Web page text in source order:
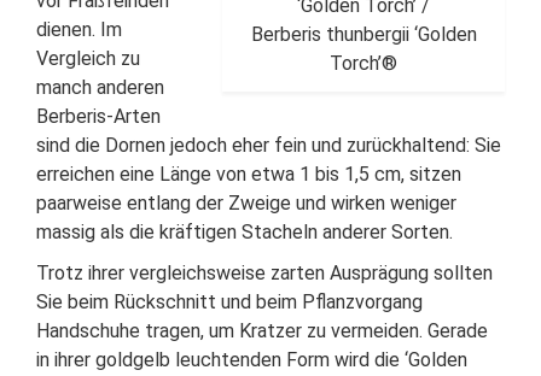
‘Golden Torch’ /
Berberis thunbergii ‘Golden
Torch’®
dienen. Im
Vergleich zu
manch anderen
Berberis-Arten
sind die Dornen jedoch eher fein und zurückhaltend: Sie
erreichen eine Länge von etwa 1 bis 1,5 cm, sitzen
paarweise entlang der Zweige und wirken weniger
massig als die kräftigen Stacheln anderer Sorten.
Trotz ihrer vergleichsweise zarten Ausprägung sollten
Sie beim Rückschnitt und beim Pflanzvorgang
Handschuhe tragen, um Kratzer zu vermeiden. Gerade
in ihrer goldgelb leuchtenden Form wird die ‘Golden